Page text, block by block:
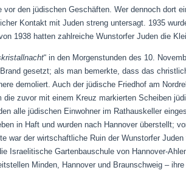
den jüdischen Geschäften. Wer dennoch dort
Kontakt mit Juden streng untersagt. 1935
1938 hatten zahlreiche Wunstorfer Juden die
“ in den Morgenstunden des 10.
gesetzt; als man bemerkte, dass das
demoliert. Auch der jüdische Friedhof am
zuvor mit einem Kreuz markierten Scheiben
alle jüdischen Einwohner im Rathauskeller
in Haft und wurden nach Hannover überstellt;
war der wirtschaftliche Ruin der Wunstorfer
Israelitische Gartenbauschule von Hannover-
Minden, Hannover und Braunschweig –